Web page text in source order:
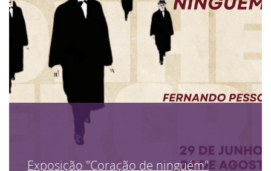
Exposição "Coração de ninguém"